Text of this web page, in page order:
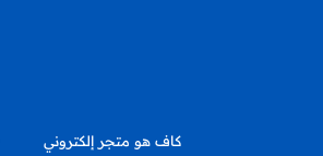
كاف هو متجر إلكتروني